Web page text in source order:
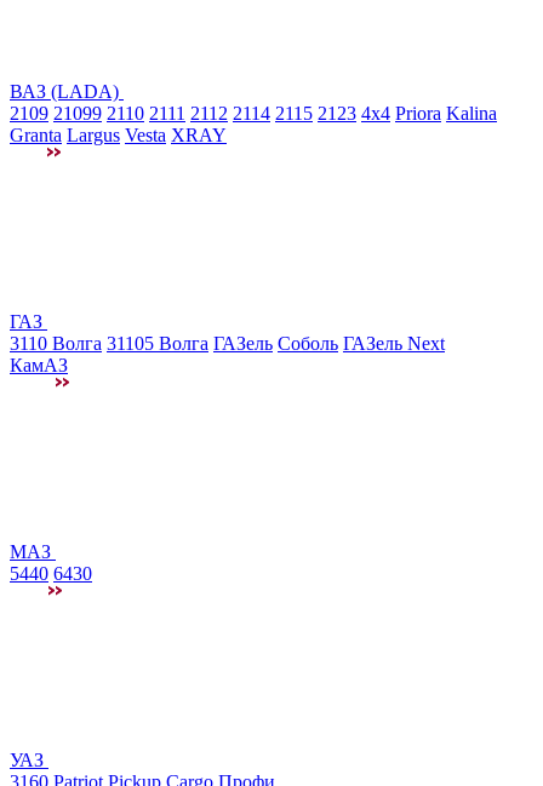
ВАЗ (LADA)
2109 21099 2110 2111 2112 2114 2115 2123 4x4 Priora Kalina
Granta Largus Vesta XRAY
ГАЗ
3110 Волга 31105 Волга ГАЗель Соболь ГАЗель Next
КамАЗ
МАЗ
5440 6430
УАЗ
3160 Patriot Pickup Cargo Профи